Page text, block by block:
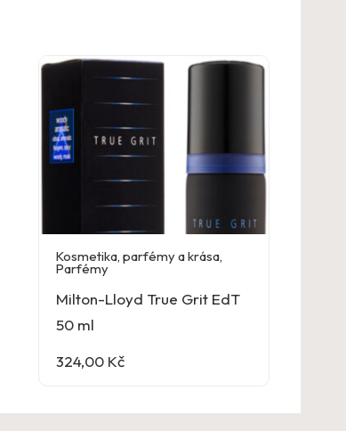
Kosmetika, parfémy a krása,
Parfémy
Milton-Lloyd True Grit EdT
50 ml
324,00 Kč